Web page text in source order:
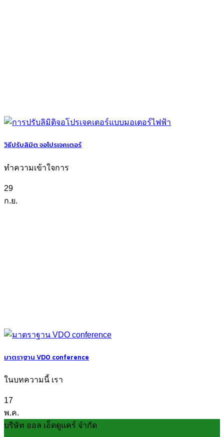
วิธีปรับลิมิต จอโปรเจคเตอร์
ทำความเข้าใจการ
29
ก.ย.
มาตราฐาน VDO conference
ในบทความนี้ เรา
17
พ.ค.
บริษัท ออล เอ็ดดูแคร์ จำกัด